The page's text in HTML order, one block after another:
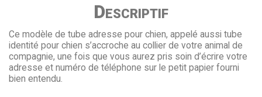
Descriptif
Ce modèle de tube adresse pour chien, appelé aussi tube
identité pour chien s’accroche au collier de votre animal de
compagnie, une fois que vous aurez pris soin d’écrire votre
adresse et numéro de téléphone sur le petit papier fourni
bien entendu.